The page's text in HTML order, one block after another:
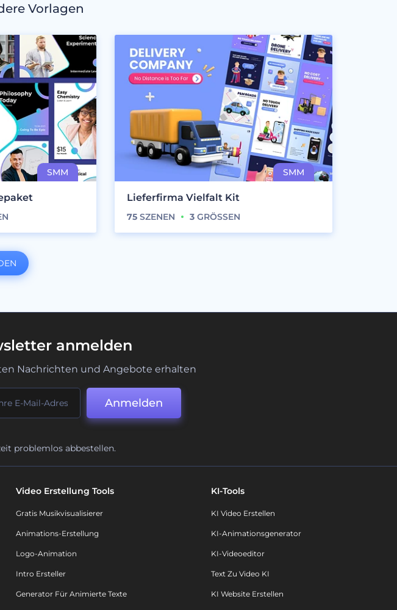
Vorlagen
Lieferfirma Vielfalt Kit
75SZENEN 3GRÖSSEN
anmelden
Nachrichten und Angebote erhalten
Anmelden
problemlos abbestellen.
Video Erstellung Tools
Gratis Musikvisualisierer
Animations-Erstellung
Logo-Animation
Intro Ersteller
Generator Für Animierte Texte
KI-Tools
KI Video Erstellen
KI-Animationsgenerator
KI-Videoeditor
Text Zu Video KI
KI Website Erstellen